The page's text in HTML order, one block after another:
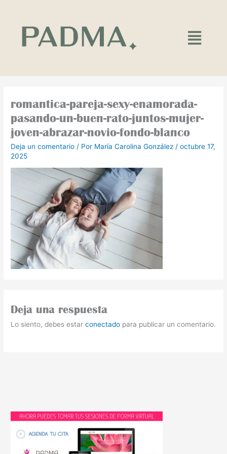
contenido
Main
Menu
romantica-pareja-sexy-enamorada-
pasando-un-buen-rato-juntos-mujer-
joven-abrazar-novio-fondo-blanco
Deja un comentario / Por María Carolina González /octubre 17,
2025
Deja una respuesta
Lo siento, debes estarconectado para publicar un comentario.